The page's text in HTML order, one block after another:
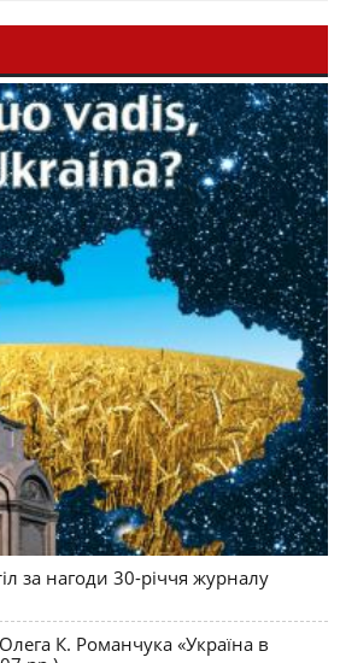
за нагоди 30-річчя журналу
К. Романчука «Україна в